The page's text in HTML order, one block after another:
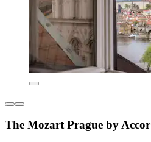
The Mozart Prague by Accor